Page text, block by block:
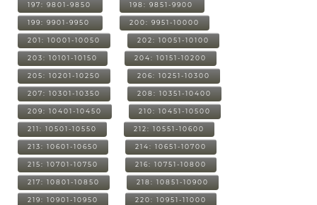
197: 9801-9850 198: 9851-9900
199: 9901-9950 200: 9951-10000
201: 10001-10050 202: 10051-10100
203: 10101-10150 204: 10151-10200
205: 10201-10250 206: 10251-10300
207: 10301-10350 208: 10351-10400
209: 10401-10450 210: 10451-10500
211: 10501-10550 212: 10551-10600
213: 10601-10650 214: 10651-10700
215: 10701-10750 216: 10751-10800
217: 10801-10850 218: 10851-10900
219: 10901-10950 220: 10951-11000